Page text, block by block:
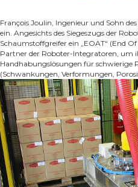
François Joulin, Ingenieur und Sohn
ein. Angesichts des Siegeszugs der
Schaumstoffgreifer ein „EOAT“ (End
Partner der Roboter-Integratoren, um
Handhabungslösungen für schwierige
(Schwankungen, Verformungen,